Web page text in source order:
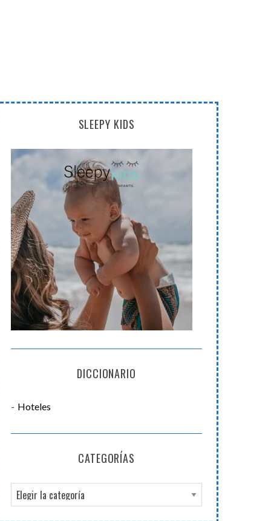
SLEEPY KIDS
DICCIONARIO
Hoteles
CATEGORÍAS
a